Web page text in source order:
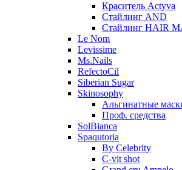
Краситель Actyva
Стайлинг AND
Стайлинг HAIR
Le Nom
Levissime
Ms.Nails
RefectoCil
Siberian Sugar
Skinosophy
Альгинатные
Проф. средства
SolBianca
Spaqutoria
By Celebrity
C-vit shot